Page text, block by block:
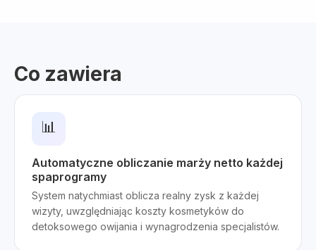
Co zawiera
📊
Automatyczne obliczanie marży netto każdej
spaprogramy
System natychmiast oblicza realny zysk z każdej
wizyty, uwzględniając koszty kosmetyków do
detoksowego owijania i wynagrodzenia specjalistów.